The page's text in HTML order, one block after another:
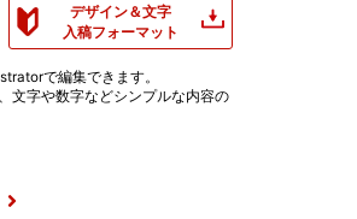
デザイン＆文字
入稿フォーマット
で編集できます。
文字や数字などシンプルな内容の